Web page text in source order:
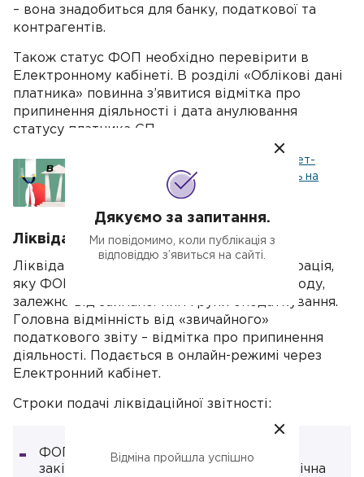
– вона знадобиться для банку, податкової та
контрагентів.
Також статус ФОП необхідно перевірити в
Електронному кабінеті. В розділі «Облікові дані
платника» повинна з’явитися відмітка про
припинення діяльності і дата анулювання
статусу платника ЄП.
Податкова накладна при інтернет-
продажах, коли гроші надходять на
рахунок однією сумою: як діяти
Ліквідаційна звітність ФОП
Ліквідаційна звітність – це та сама декларація,
яку ФОП заповнює кожного звітного періоду,
залежно від займаної ним групи оподаткування.
Головна відмінність від «звичайного»
податкового звіту – відмітка про припинення
діяльності. Подається в онлайн-режимі через
Електронний кабінет.
Строки подачі ліквідаційної звітності:
ФОП 1-2 групи на ЄП – 60 днів після
закінчення звітного року. Подається річна
Дякуємо за запитання.
Ми повідомимо, коли публікація з
відповіддю з’явиться на сайті.
Відміна пройшла успішно